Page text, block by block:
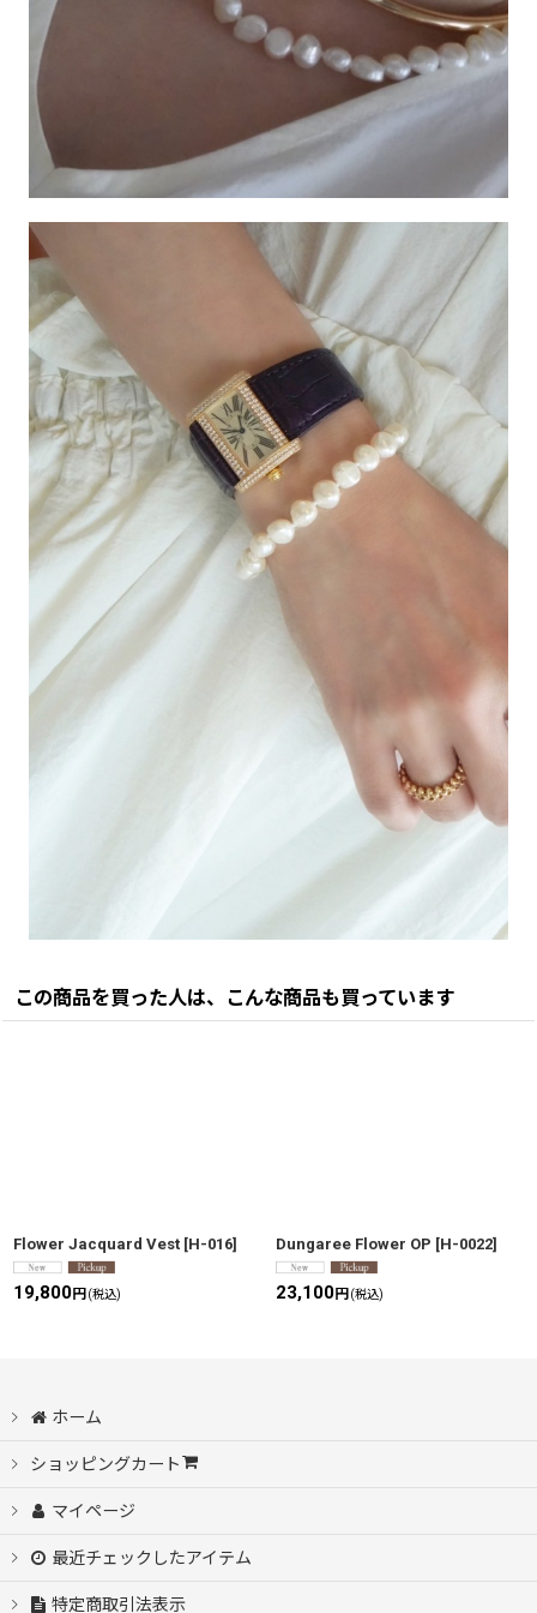
この商品を買った人は、こんな商品も買っています
Flower Jacquard Vest [H-016]
19,800円(税込)
Dungaree Flower OP [H-0022]
23,100円(税込)
ホーム
ショッピングカート
マイページ
最近チェックしたアイテム
特定商取引法表示